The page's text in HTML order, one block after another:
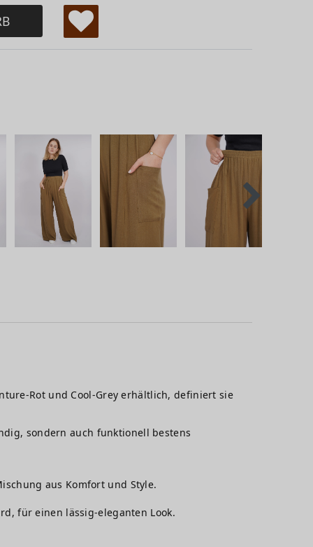
W
Rot und Cool-Grey erhältlich, definiert sie
sondern auch funktionell bestens
aus Komfort und Style.
für einen lässig-eleganten Look.